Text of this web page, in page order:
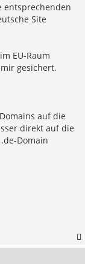
entsprechenden
Site
EU-Raum
gesichert.
auf die
direkt auf die
Domain